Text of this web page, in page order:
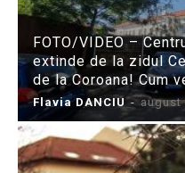
FOTO/VIDEO –
extinde de la zidul
de la Coroana! Cum
Flavia DANCIU - august